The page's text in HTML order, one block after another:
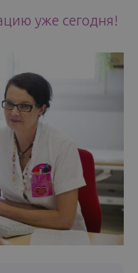
уже сегодня!